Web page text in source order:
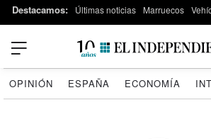
Destacamos: Últimas noticias Marruecos
OPINIÓN ESPAÑA ECONOMÍA